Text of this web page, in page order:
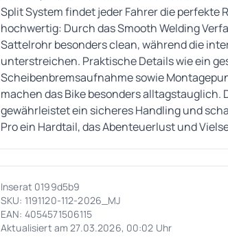
Split System findet jeder Fahrer die perfekte
hochwertig: Durch das Smooth Welding
Sattelrohr besonders clean, während die
unterstreichen. Praktische Details wie ein
Scheibenbremsaufnahme sowie
machen das Bike besonders alltagstauglich.
gewährleistet ein sicheres Handling und
Pro ein Hardtail, das Abenteuerlust und
Inserat 0199d5b9
SKU: 1191120-112-2026_MJ
EAN: 4054571506115
Aktualisiert am 27.03.2026, 00:02 Uhr